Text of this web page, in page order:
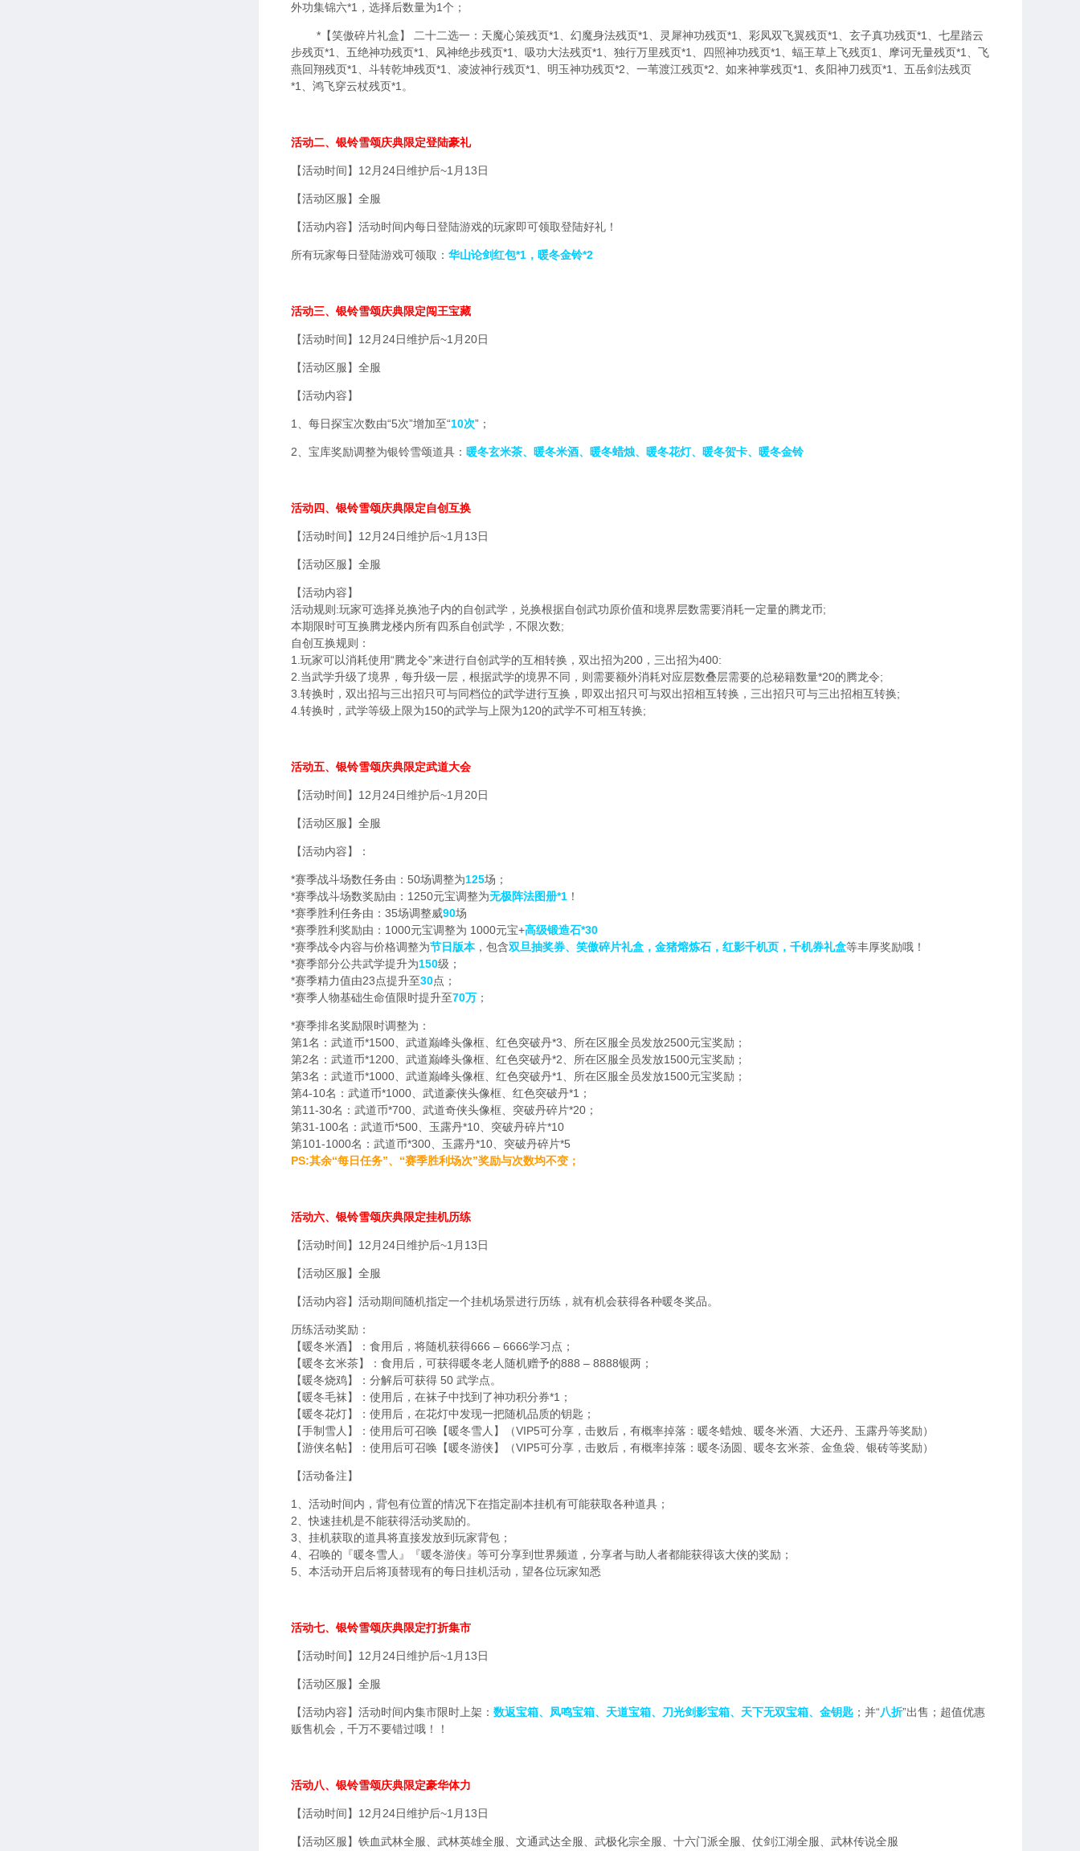
外功集锦六*1，选择后数量为1个；
*【笑傲碎片礼盒】 二十二选一：天魔心策残页*1、幻魔身法残页*1、灵犀神功残页*1、彩凤双飞翼残页*1、玄子真功残页*1、七星踏云
步残页*1、五绝神功残页*1、风神绝步残页*1、吸功大法残页*1、独行万里残页*1、四照神功残页*1、蝠王草上飞残页1、摩诃无量残页*1、飞
燕回翔残页*1、斗转乾坤残页*1、凌波神行残页*1、明玉神功残页*2、一苇渡江残页*2、如来神掌残页*1、炙阳神刀残页*1、五岳剑法残页
*1、鸿飞穿云杖残页*1。
活动二、银铃雪颂庆典限定登陆豪礼
【活动时间】12月24日维护后~1月13日
【活动区服】全服
【活动内容】活动时间内每日登陆游戏的玩家即可领取登陆好礼！
所有玩家每日登陆游戏可领取： 华山论剑红包*1，暖冬金铃*2
活动三、银铃雪颂庆典限定闯王宝藏
【活动时间】12月24日维护后~1月20日
【活动区服】全服
【活动内容】
1、每日探宝次数由“5次”增加至“10次”；
2、宝库奖励调整为银铃雪颂道具： 暖冬玄米茶、暖冬米酒、暖冬蜡烛、暖冬花灯、暖冬贺卡、暖冬金铃
活动四、银铃雪颂庆典限定自创互换
【活动时间】12月24日维护后~1月13日
【活动区服】全服
【活动内容】
活动规则:玩家可选择兑换池子内的自创武学，兑换根据自创武功原价值和境界层数需要消耗一定量的腾龙币;
本期限时可互换腾龙楼内所有四系自创武学，不限次数;
自创互换规则：
1.玩家可以消耗使用“腾龙令”来进行自创武学的互相转换，双出招为200，三出招为400:
2.当武学升级了境界，每升级一层，根据武学的境界不同，则需要额外消耗对应层数叠层需要的总秘籍数量*20的腾龙令;
3.转换时，双出招与三出招只可与同档位的武学进行互换，即双出招只可与双出招相互转换，三出招只可与三出招相互转换;
4.转换时，武学等级上限为150的武学与上限为120的武学不可相互转换;
活动五、银铃雪颂庆典限定武道大会
【活动时间】12月24日维护后~1月20日
【活动区服】全服
【活动内容】：
*赛季战斗场数任务由：50场调整为125场；
*赛季战斗场数奖励由：1250元宝调整为无极阵法图册*1 ！
*赛季胜利任务由：35场调整威90场
*赛季胜利奖励由：1000元宝调整为 1000元宝+高级锻造石*30
*赛季战令内容与价格调整为节日版本，包含双旦抽奖券、笑傲碎片礼盒，金猪熔炼石，红影千机页，千机券礼盒等丰厚奖励哦！
*赛季部分公共武学提升为150级；
*赛季精力值由23点提升至30点；
*赛季人物基础生命值限时提升至70万 ；
*赛季排名奖励限时调整为：
第1名：武道币*1500、武道巅峰头像框、红色突破丹*3、所在区服全员发放2500元宝奖励；
第2名：武道币*1200、武道巅峰头像框、红色突破丹*2、所在区服全员发放1500元宝奖励；
第3名：武道币*1000、武道巅峰头像框、红色突破丹*1、所在区服全员发放1500元宝奖励；
第4-10名：武道币*1000、武道豪侠头像框、红色突破丹*1；
第11-30名：武道币*700、武道奇侠头像框、突破丹碎片*20；
第31-100名：武道币*500、玉露丹*10、突破丹碎片*10
第101-1000名：武道币*300、玉露丹*10、突破丹碎片*5
PS:其余“每日任务”、“赛季胜利场次”奖励与次数均不变；
活动六、银铃雪颂庆典限定挂机历练
【活动时间】12月24日维护后~1月13日
【活动区服】全服
【活动内容】活动期间随机指定一个挂机场景进行历练，就有机会获得各种暖冬奖品。
历练活动奖励：
【暖冬米酒】：食用后，将随机获得666 – 6666学习点；
【暖冬玄米茶】：食用后，可获得暖冬老人随机赠予的888 – 8888银两；
【暖冬烧鸡】：分解后可获得 50 武学点。
【暖冬毛袜】：使用后，在袜子中找到了神功积分券*1；
【暖冬花灯】：使用后，在花灯中发现一把随机品质的钥匙；
【手制雪人】：使用后可召唤【暖冬雪人】（VIP5可分享，击败后，有概率掉落：暖冬蜡烛、暖冬米酒、大还丹、玉露丹等奖励）
【游侠名帖】：使用后可召唤【暖冬游侠】（VIP5可分享，击败后，有概率掉落：暖冬汤圆、暖冬玄米茶、金鱼袋、银砖等奖励）
【活动备注】
1、活动时间内，背包有位置的情况下在指定副本挂机有可能获取各种道具；
2、快速挂机是不能获得活动奖励的。
3、挂机获取的道具将直接发放到玩家背包；
4、召唤的『暖冬雪人』『暖冬游侠』等可分享到世界频道，分享者与助人者都能获得该大侠的奖励；
5、本活动开启后将顶替现有的每日挂机活动，望各位玩家知悉
活动七、银铃雪颂庆典限定打折集市
【活动时间】12月24日维护后~1月13日
【活动区服】全服
【活动内容】活动时间内集市限时上架： 数返宝箱、凤鸣宝箱、天道宝箱、刀光剑影宝箱、天下无双宝箱、金钥匙 ；并“八折”出售；超值优惠
贩售机会，千万不要错过哦！！
活动八、银铃雪颂庆典限定豪华体力
【活动时间】12月24日维护后~1月13日
【活动区服】铁血武林全服、武林英雄全服、文通武达全服、武极化宗全服、十六门派全服、仗剑江湖全服、武林传说全服